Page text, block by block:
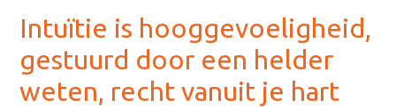
Intuïtie is hooggevoeligheid,
gestuurd door een helder
weten, recht vanuit je hart